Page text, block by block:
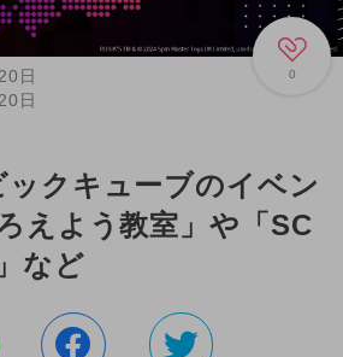
0
日
日
ックキューブのイベン
えよう教室」や「SC
など